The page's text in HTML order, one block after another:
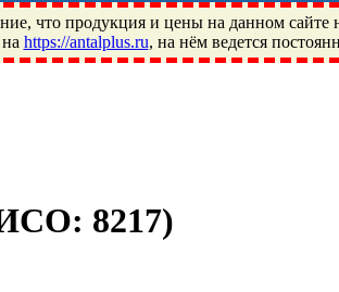
что продукция и цены на данном сайте
https://antalplus.ru, на нём ведется
Москва, Пушкино, Королёв,
WHX, ZWZ, CRAFT, СПЗ-4,
ИСО: 8217)